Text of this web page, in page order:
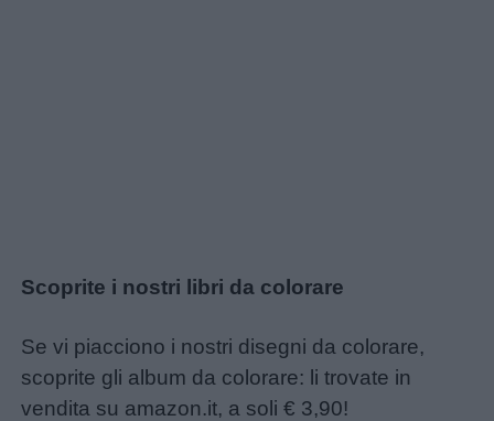
Scoprite i nostri libri da colorare
Se vi piacciono i nostri disegni da colorare,
scoprite gli album da colorare: li trovate in
vendita su amazon.it, a soli € 3,90!